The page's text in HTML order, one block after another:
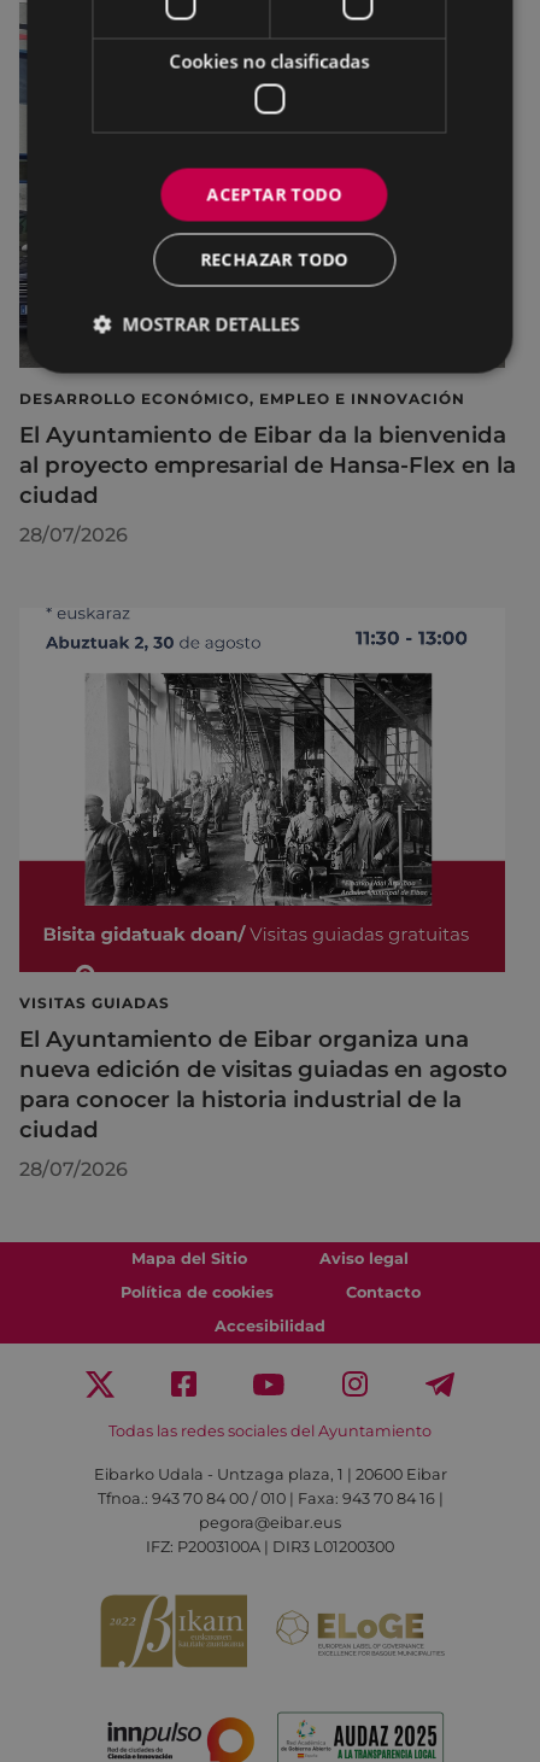
DESARROLLO ECONÓMICO, EMPLEO E INNOVACIÓN
El Ayuntamiento de Eibar da la bienvenida
al proyecto empresarial de Hansa-Flex en la
ciudad
28/07/2026
VISITAS GUIADAS
El Ayuntamiento de Eibar organiza una
nueva edición de visitas guiadas en agosto
para conocer la historia industrial de la
ciudad
28/07/2026
Mapa del Sitio
Aviso legal
Política de cookies
Contacto
Accesibilidad
Todas las redes sociales del Ayuntamiento
Eibarko Udala - Untzaga plaza, 1 | 20600 Eibar
Tfnoa.: 943 70 84 00 / 010 | Faxa: 943 70 84 16 |
pegora@eibar.eus
IFZ: P2003100A | DIR3 L01200300
Cookies no clasificadas
ACEPTAR TODO
RECHAZAR TODO
MOSTRAR DETALLES